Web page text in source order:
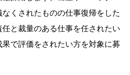
くされたものの仕事復帰をした
と裁量のある仕事を任されたい
で評価をされたい方を対象に募